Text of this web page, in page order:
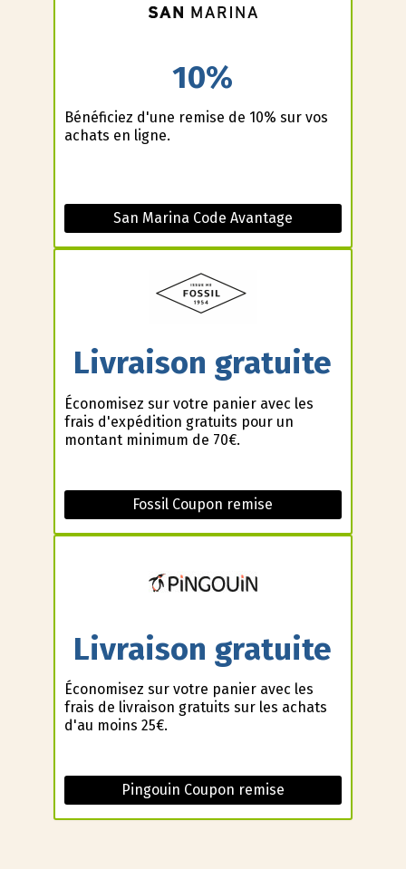
10%
Bénéficiez d'une remise de 10% sur vos
achats en ligne.
San Marina Code Avantage
Livraison gratuite
Économisez sur votre panier avec les
frais d'expédition gratuits pour un
montant minimum de 70€.
Fossil Coupon remise
Livraison gratuite
Économisez sur votre panier avec les
frais de livraison gratuits sur les achats
d'au moins 25€.
Pingouin Coupon remise